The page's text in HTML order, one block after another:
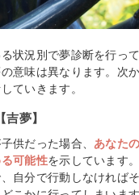
状況別で夢診断を行っ
意味は異なります。次
ていきます。
夢】
供だった場合、 あなた
可能性を示しています
自分で行動しなければ